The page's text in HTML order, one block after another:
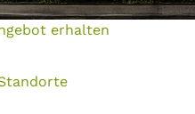
erhalten